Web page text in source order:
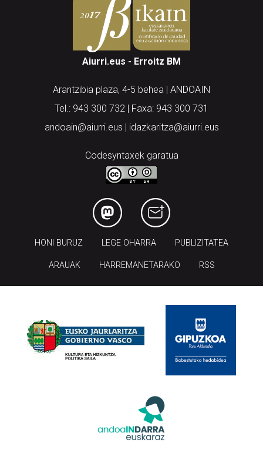
Aiurri.eus - Erroitz BM
Arantzibia plaza, 4-5 behea | ANDOAIN
Tel.: 943 300 732 | Faxa: 943 300 731
andoain@aiurri.eus | idazkaritza@aiurri.eus
Codesyntaxek garatua
HONI BURUZ LEGE OHARRA PUBLIZITATEA
ARAUAK HARREMANETARAKO RSS